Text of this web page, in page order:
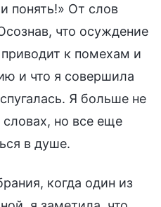
понять!» От слов
что осуждение
к помехам и
и что я совершила
Я больше не
но все еще
в душе.
когда один из